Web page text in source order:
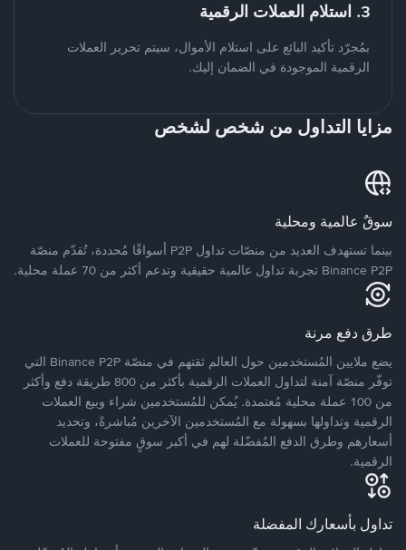
3. استلام العملات الرقمية
بمُجرّد تأكيد البائع على استلام الأموال، سيتم تحرير العملات
الرقمية الموجودة في الضمان إليك.
مزايا التداول من شخص لشخص
سوقٌ عالمية ومحلية
بينما تستهدف العديد من منصّات تداول P2P أسواقًا مُحددة، تُقدّم منصّة
Binance P2P تجربة تداول عالمية حقيقية وتدعم أكثر من 70 عملة محلية.
طرق دفع مرنة
يضع ملايين المُستخدمين حول العالم ثقتهم في منصّة Binance P2P التي
توفّر منصّة آمنة لتداول العملات الرقمية بأكثر من 800 طريقة دفع وأكثر
من 100 عملة محلية مُعتمدة. يُمكن للمُستخدمين شراء وبيع العملات
الرقمية وتداولها بسهولة مع المُستخدمين الآخرين مُباشرةً، وتحديد
أسعارهم وطرق الدفع المُفضّلة لهم في أكبر سوقٍ مفتوحة للعملات
الرقمية.
تداول بأسعارك المفضلة